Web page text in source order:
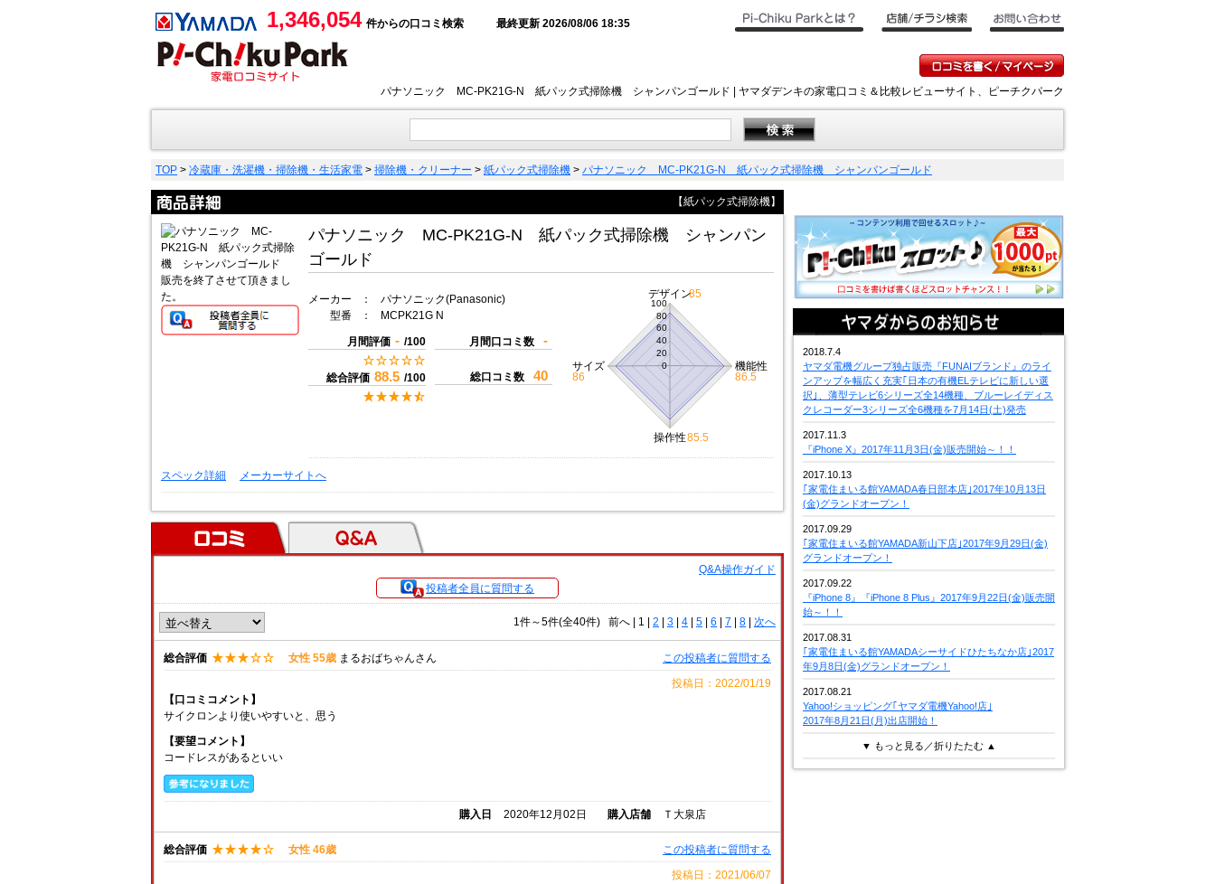
1,346,054 件からの口コミ検索 最終更新 2026/08/06 18:35
パナソニック MC-PK21G-N 紙パック式掃除機 シャンパンゴールド | ヤマダデンキの家電口コミ＆比較レビューサイト、ピーチクパーク
TOP > 冷蔵庫・洗濯機・掃除機・生活家電 > 掃除機・クリーナー > 紙パック式掃除機 > パナソニック MC-PK21G-N 紙パック式掃除機 シャンパンゴールド
【紙パック式掃除機】
販売を終了させて頂きまし
た。
パナソニック MC-PK21G-N 紙パック式掃除機 シャンパン
ゴールド
メーカー ：
パナソニック(Panasonic)
型番
： MCPK21G N
月間評価 - /100
総合評価 88.5 /100
月間口コミ数 -
総口コミ数 40
0
20
40
60
80
100
デザイン85
機能性
86.5
操作性85.5
サイズ
86
スペック詳細 メーカーサイトへ
Q&A操作ガイド
投稿者全員に質問する
1件～5件(全40件) 前へ 1 | 2 3 4 5 6 7 8 次へ
総合評価 女性 55歳 まるおばちゃんさん
この投稿者に質問する
投稿日：2022/01/19
【口コミコメント】
サイクロンより使いやすいと、思う
【要望コメント】
コードレスがあるといい
購入日 2020年12月02日 購入店舗 Ｔ大泉店
総合評価 女性 46歳
この投稿者に質問する
投稿日：2021/06/07
2018.7.4
ヤマダ電機グループ独占販売『FUNAIブランド』のライ
ンアップを幅広く充実｢日本の有機ELテレビに新しい選
択｣、薄型テレビ6シリーズ全14機種、ブルーレイディス
クレコーダー3シリーズ全6機種を7月14日(土)発売
2017.11.3
『iPhone X』2017年11月3日(金)販売開始～！！
2017.10.13
｢家電住まいる館YAMADA春日部本店｣2017年10月13日
(金)グランドオープン！
2017.09.29
｢家電住まいる館YAMADA新山下店｣2017年9月29日(金)
グランドオープン！
2017.09.22
『iPhone 8』『iPhone 8 Plus』2017年9月22日(金)販売開
始～！！
2017.08.31
｢家電住まいる館YAMADAシーサイドひたちなか店｣2017
年9月8日(金)グランドオープン！
2017.08.21
Yahoo!ショッピング｢ヤマダ電機Yahoo!店｣
2017年8月21日(月)出店開始！
▼ もっと見る／折りたたむ ▲